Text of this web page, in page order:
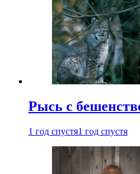
Рысь с
1 год спустя1 год спустя